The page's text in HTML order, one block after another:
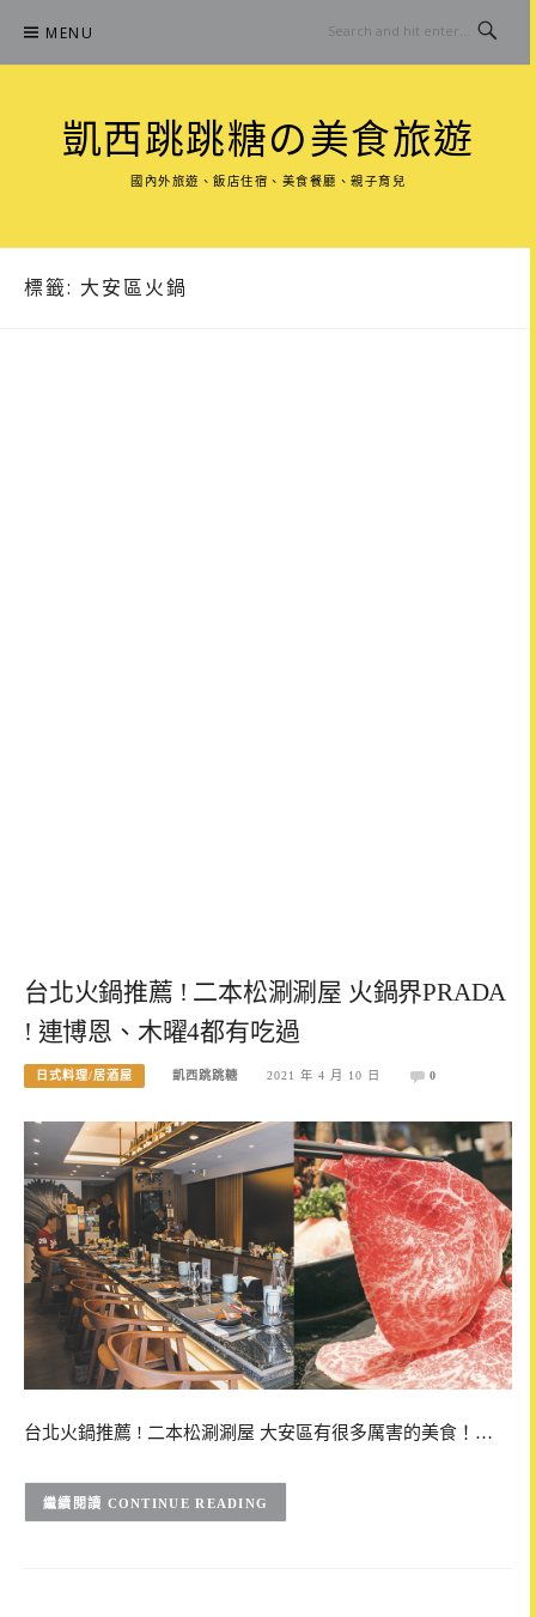
content
MENU
凱西跳跳糖の美食旅遊
國內外旅遊、飯店住宿、美食餐廳、親子育兒
標籤: 大安區火鍋
台北火鍋推薦 ! 二本松涮涮屋 火鍋界PRADA
! 連博恩、木曜4都有吃過
日式料理/居酒屋 凱西跳跳糖 2021 年 4 月 10 日 0
台北火鍋推薦 ! 二本松涮涮屋 大安區有很多厲害的美食！…
CONTINUE READING